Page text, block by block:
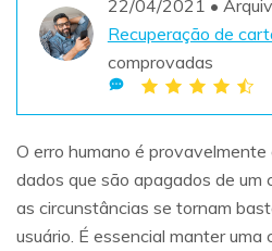
Teste
Outros Produtos
Repairit - Reparar Dados
UBackit - Backup de Dados
22/04/2021 •
Recuperação de
comprovadas
O erro humano é provavelmente
dados que são apagados de um
as circunstâncias se tornam
usuário. É essencial manter uma